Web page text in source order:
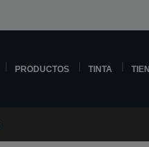
PRODUCTOS TINTA